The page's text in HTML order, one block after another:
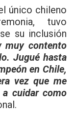
único chileno
tuvo
su inclusión
muy contento
Jugué hasta
en Chile,
vez que me
cuidar como